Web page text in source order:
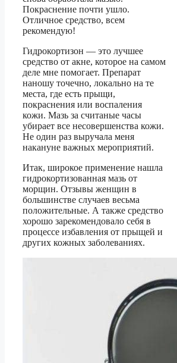
Покраснение почти ушло.
Отличное средство, всем
рекомендую!
Гидрокортизон — это лучшее
средство от акне, которое на самом
деле мне помогает. Препарат
наношу точечно, локально на те
места, где есть прыщи,
покраснения или воспаления
кожи. Мазь за считаные часы
убирает все несовершенства кожи.
Не один раз выручала меня
накануне важных мероприятий.
Итак, широкое применение нашла
гидрокортизованная мазь от
морщин. Отзывы женщин в
большинстве случаев весьма
положительные. А также средство
хорошо зарекомендовало себя в
процессе избавления от прыщей и
других кожных заболеваниях.